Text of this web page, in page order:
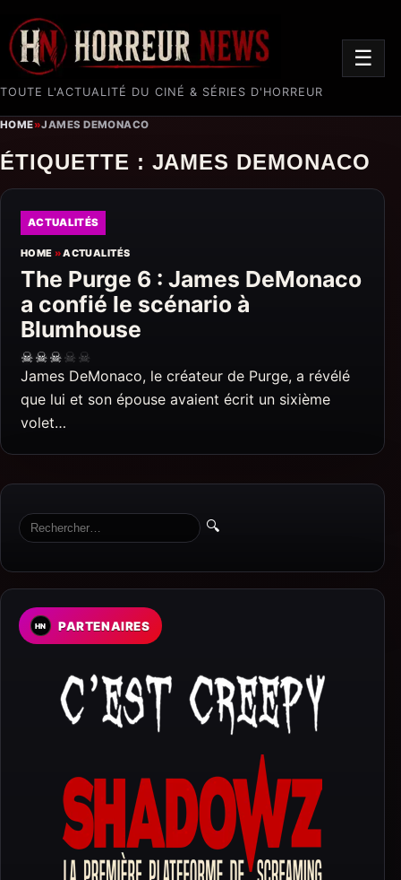
TOUTE L'ACTUALITÉ DU CINÉ & SÉRIES D'HORREUR
☰
HOME»JAMES DEMONACO
ÉTIQUETTE : JAMES DEMONACO
ACTUALITÉS
HOME »ACTUALITÉS
The Purge 6 : James DeMonaco
a confié le scénario à
Blumhouse
☠☠☠☠ ☠
James DeMonaco, le créateur de Purge, a révélé
que lui et son épouse avaient écrit un sixième
volet…
🔍
PARTENAIRES